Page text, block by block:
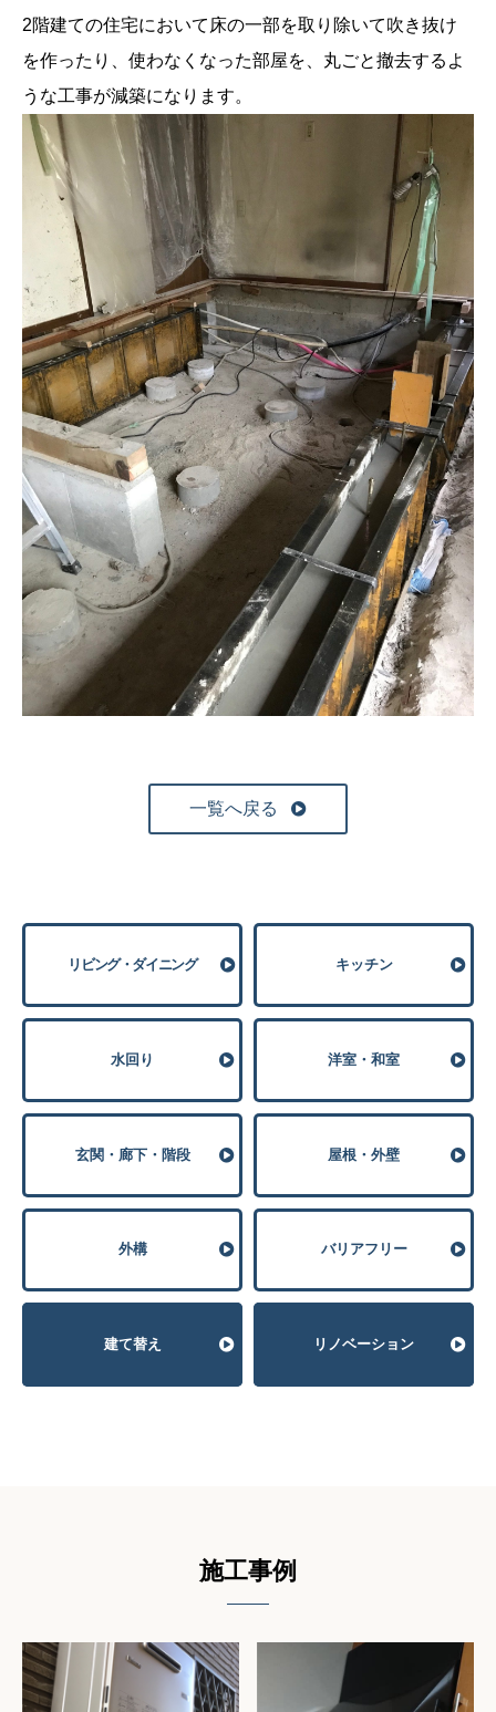
2階建ての住宅において床の一部を取り除いて吹き抜け
を作ったり、使わなくなった部屋を、丸ごと撤去するよ
うな工事が減築になります。
一覧へ戻る
リビング・ダイニング キッチン
⽔回り 洋室・和室
玄関・廊下・階段 屋根・外壁
外構 バリアフリー
建て替え リノベーション
施⼯事例